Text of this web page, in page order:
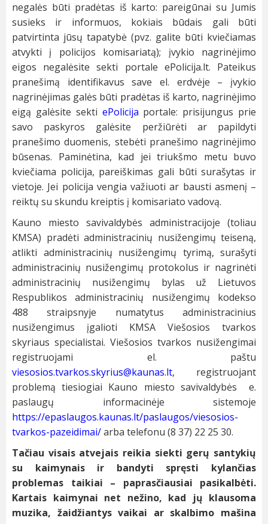
negalės būti pradėtas iš karto: pareigūnai su Jumis
susieks ir informuos, kokiais būdais gali būti
patvirtinta jūsų tapatybė (pvz. galite būti kviečiamas
atvykti į policijos komisariatą); įvykio nagrinėjimo
eigos negalėsite sekti portale ePolicija.lt. Pateikus
pranešimą identifikavus save el. erdvėje – įvykio
nagrinėjimas galės būti pradėtas iš karto, nagrinėjimo
eigą galėsite sekti ePolicija portale: prisijungus prie
savo paskyros galėsite peržiūrėti ar papildyti
pranešimo duomenis, stebėti pranešimo nagrinėjimo
būsenas. Paminėtina, kad jei triukšmo metu buvo
kviečiama policija, pareiškimas gali būti surašytas ir
vietoje. Jei policija vengia važiuoti ar bausti asmenį –
reiktų su skundu kreiptis į komisariato vadovą.
Kauno miesto savivaldybės administracijoje (toliau
KMSA) pradėti administracinių nusižengimų teiseną,
atlikti administracinių nusižengimų tyrimą, surašyti
administracinių nusižengimų protokolus ir nagrinėti
administracinių nusižengimų bylas už Lietuvos
Respublikos administracinių nusižengimų kodekso
488 straipsnyje numatytus administracinius
nusižengimus įgalioti KMSA Viešosios tvarkos
skyriaus specialistai. Viešosios tvarkos nusižengimai
registruojami el. paštu
viesosios.tvarkos.skyrius@kaunas.lt, registruojant
problemą tiesiogiai Kauno miesto savivaldybės e.
paslaugų informacinėje sistemoje
https://epaslaugos.kaunas.lt/paslaugos/viesosios-
tvarkos-pazeidimai/arba telefonu (8 37) 22 25 30.
Tačiau visais atvejais reikia siekti gerų santykių
su kaimynais ir bandyti spręsti kylančias
problemas taikiai – paprasčiausiai pasikalbėti.
Kartais kaimynai net nežino, kad jų klausoma
muzika, žaidžiantys vaikai ar skalbimo mašina